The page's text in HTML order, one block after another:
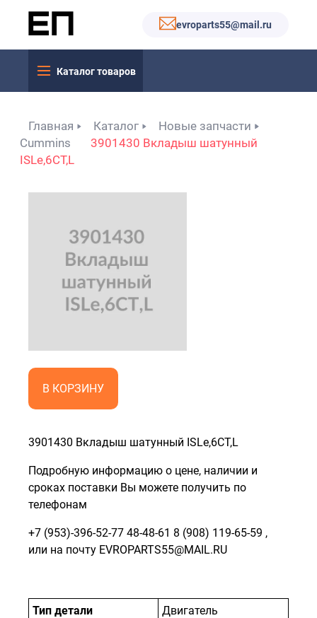
evroparts55@mail.ru
Каталог товаров
Главная Каталог
Новые запчасти
Cummins
3901430 Вкладыш шатунный
ISLe,6CT,L
В КОРЗИНУ
3901430 Вкладыш шатунный ISLe,6CT,L
Подробную информацию о цене, наличии и
сроках поставки Вы можете получить по
телефонам
+7 (953)-396-52-77 48-48-61 8 (908) 119-65-59 ,
или на почту EVROPARTS55@MAIL.RU
Тип детали
Двигатель